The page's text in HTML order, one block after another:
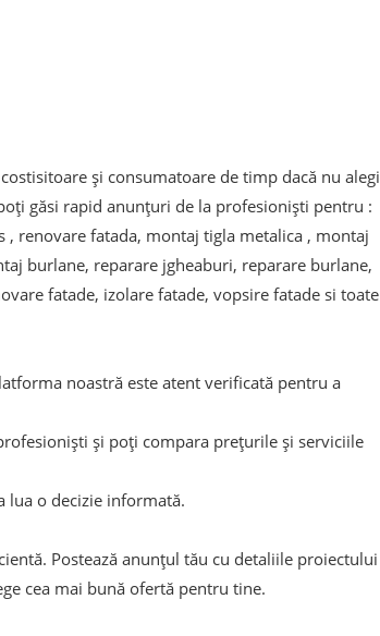
și consumatoare de timp dacă nu alegi
găsi rapid anunțuri de la profesioniști pentru :
renovare fatada, montaj tigla metalica , montaj
burlane, reparare jgheaburi, reparare burlane,
fatade, izolare fatade, vopsire fatade si toate
noastră este atent verificată pentru a
și poți compara prețurile și serviciile
lua o decizie informată.
Postează anunțul tău cu detaliile proiectului
cea mai bună ofertă pentru tine.